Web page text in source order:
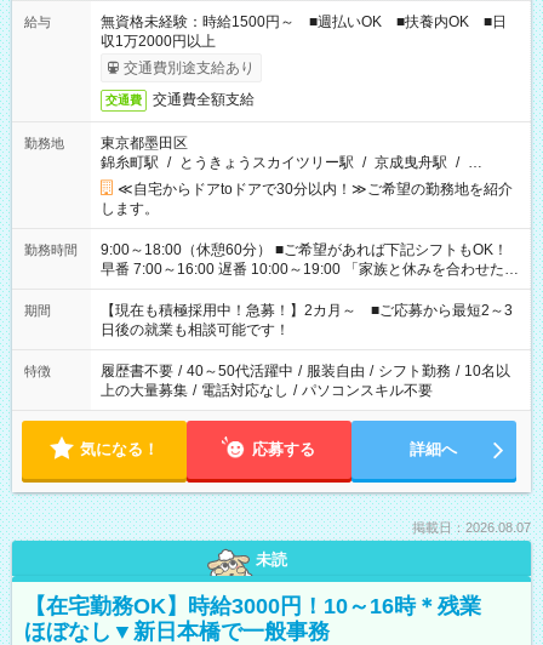
給与
無資格未経験：時給1500円～ ■週払いOK ■扶養内OK ■日
収1万2000円以上
交通費別途支給あり
交通費 交通費全額支給
勤務地
東京都墨田区
錦糸町駅 / とうきょうスカイツリー駅 / 京成曳舟駅 / …
≪自宅からドアtoドアで30分以内！≫ご希望の勤務地を紹介
します。
勤務時間
9:00～18:00（休憩60分） ■ご希望があれば下記シフトもOK！
早番 7:00～16:00 遅番 10:00～19:00 「家族と休みを合わせた
い」 「余裕を持って夕飯の準備がしたい」 「できれば残業はし
たくない」 など、ご希望を教えてくださいね。 ※Wワーク希望
の方へ 今ご覧のお仕事で希望する勤務時間と、もう1つのお仕事
の勤務時間。 合計で週40時間を超える場合は応募できません。
期間
【現在も積極採用中！急募！】2カ月～ ■ご応募から最短2～3
日後の就業も相談可能です！
特徴 履歴書不要 / 40～50代活躍中 / 服装自由 / シフト勤務 / 10名以
上の大量募集 / 電話対応なし / パソコンスキル不要
気になる！ 応募する 詳細へ
掲載日：2026.08.07
未読
【在宅勤務OK】時給3000円！10～16時＊残業
ほぼなし▼新日本橋で一般事務